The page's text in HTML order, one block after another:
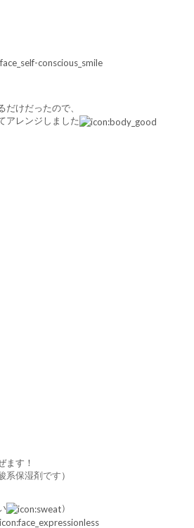
けだったので、
アレンジしました
ます！
系保湿剤です）
）